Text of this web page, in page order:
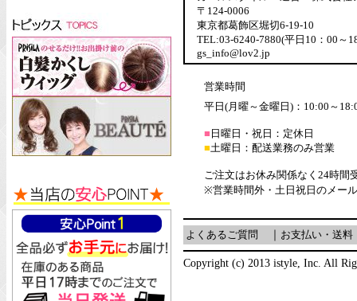
〒124-0006
東京都葛飾区堀切6-19-10
TEL:03-6240-7880(平日10：00～
gs_info@lov2.jp
営業時間
平日(月曜～金曜日)：10:00～
■ 日曜日・祝日：定休日
■土曜日：配送業務のみ営業
ご注文はお休み関係なく24時間
※営業時間外・土日祝日のメー
よくあるご質問 お支払い・送料
Copyright (c) 2013 istyle, Inc. All